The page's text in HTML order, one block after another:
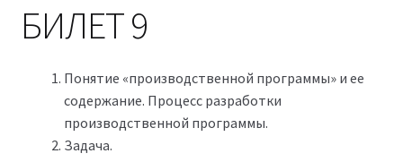
БИЛЕТ 9
Понятие «производственной программы» и ее
содержание. Процесс разработки
производственной программы.
Задача.